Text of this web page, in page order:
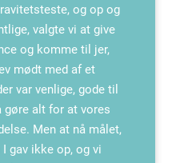
og op og
valgte vi at give
og komme til jer,
mødt med af et
var venlige, gode til
gøre alt for at vores
Men at nå målet,
gav ikke op, og vi